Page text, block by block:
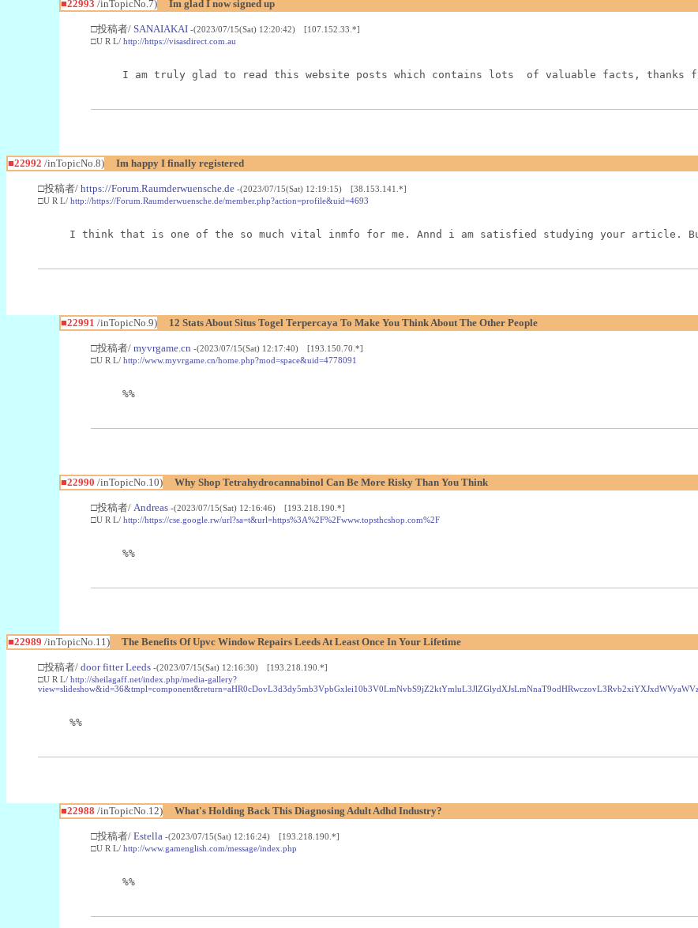
■22993 /inTopicNo.7) Im glad I now signed up
□投稿者/ SANAIAKAI -(2023/07/15(Sat) 12:20:42) [107.152.33.*]
□U R L/ http://https://visasdirect.com.au
I am truly glad to read this website posts which contains lots  of valuable facts, thanks
■22992 /inTopicNo.8) Im happy I finally registered
□投稿者/ https://Forum.Raumderwuensche.de -(2023/07/15(Sat) 12:19:15) [38.153.141.*]
□U R L/ http://https://Forum.Raumderwuensche.de/member.php?action=profile&uid=4693
I think that is one of the so much vital inmfo for me. Annd i am satisfied studying your article.
■22991 /inTopicNo.9) 12 Stats About Situs Togel Terpercaya To Make You Think About The Other People
□投稿者/ myvrgame.cn -(2023/07/15(Sat) 12:17:40) [193.150.70.*]
□U R L/ http://www.myvrgame.cn/home.php?mod=space&uid=4778091
%%
■22990 /inTopicNo.10) Why Shop Tetrahydrocannabinol Can Be More Risky Than You Think
□投稿者/ Andreas -(2023/07/15(Sat) 12:16:46) [193.218.190.*]
□U R L/ http://https://cse.google.rw/url?sa=t&url=https%3A%2F%2Fwww.topsthcshop.com%2F
%%
■22989 /inTopicNo.11) The Benefits Of Upvc Window Repairs Leeds At Least Once In Your Lifetime
□投稿者/ door fitter Leeds -(2023/07/15(Sat) 12:16:30) [193.218.190.*]
□U R L/ http://sheilagaff.net/index.php/media-gallery?
%%
■22988 /inTopicNo.12) What's Holding Back This Diagnosing Adult Adhd Industry?
□投稿者/ Estella -(2023/07/15(Sat) 12:16:24) [193.218.190.*]
□U R L/ http://www.gamenglish.com/message/index.php
%%